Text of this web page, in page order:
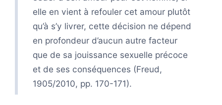
elle en vient à refouler cet amour plutôt
qu’à s’y livrer, cette décision ne dépend
en profondeur d’aucun autre facteur
que de sa jouissance sexuelle précoce
et de ses conséquences (Freud,
1905/2010, pp. 170-171).